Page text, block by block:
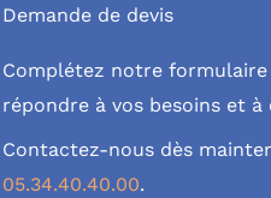
Demande de devis
Complétez notre
répondre à vos besoins et
Contactez-nous dès
05.34.40.40.00.